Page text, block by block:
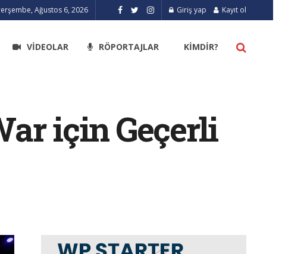
Ağustos 6, 2026 Giriş yap Kayıt ol
VIDEOLAR RÖPORTAJLAR KIMDIR?
için Geçerli